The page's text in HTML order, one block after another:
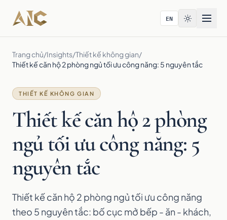
Bỏ qua tới nội dung
EN
Trang chủ/Insights/Thiết kế không gian/
Thiết kế căn hộ 2 phòng ngủ tối ưu công năng: 5 nguyên tắc
THIẾT KẾ KHÔNG GIAN
Thiết kế căn hộ 2 phòng
ngủ tối ưu công năng: 5
nguyên tắc
Thiết kế căn hộ 2 phòng ngủ tối ưu công năng
theo 5 nguyên tắc: bố cục mở bếp - ăn - khách,